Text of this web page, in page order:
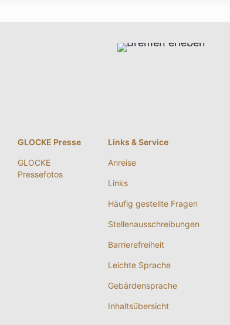
GLOCKE Presse
GLOCKE
Pressefotos
Links & Service
Anreise
Links
Häufig gestellte Fragen
Stellenausschreibungen
Barrierefreiheit
Leichte Sprache
Gebärdensprache
Inhaltsübersicht